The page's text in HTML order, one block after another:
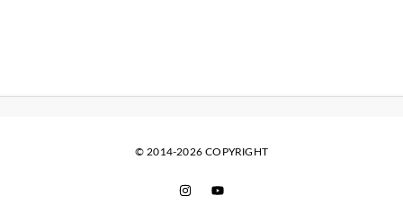
© 2014-2026 COPYRIGHT